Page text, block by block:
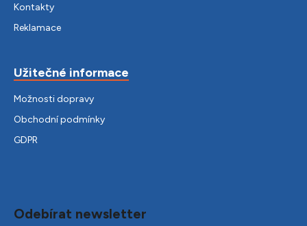
Kontakty
Reklamace
Užitečné informace
Možnosti dopravy
Obchodní podmínky
GDPR
Odebírat newsletter